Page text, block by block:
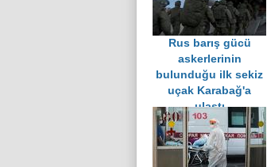
Rus barış gücü
askerlerinin
bulunduğu ilk sekiz
uçak Karabağ'a
ulaştı